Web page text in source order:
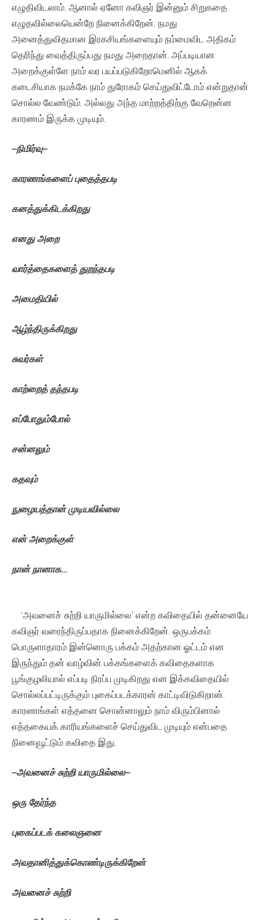
எழுதிவிடலாம். ஆனால் ஏனோ கவிஞர் இன்னும் சிறுகதை
எழுதவில்லையென்றே நினைக்கிறேன். நமது
அனைத்துவிதமான இரகசியங்களையும் நம்மைவிட அதிகம்
தெரிந்து வைத்திருப்பது நமது அறைதான். அப்படியான
அறைக்குள்ளே நாம் வர பயப்படுகிறோமெனில் ஆகக்
கடைசியாக நமக்கே நாம் துரோகம் செய்துவிட்டோம் என்றுதான்
சொல்ல வேண்டும். அல்லது அந்த மாற்றத்திற்கு வேறென்ன
காரணம் இருக்க முடியும்.
–நிமிர்வு–
காரணங்களைப் புதைத்தபடி
கனத்துக்கிடக்கிறது
எனது அறை
வார்த்தைகளைத் துறந்தபடி
அமைதியில்
ஆழ்ந்திருக்கிறது
சுவர்கள்
காற்றைத் தந்தபடி
எப்போதும்போல்
சன்னலும்
கதவும்
நுழையத்தான் முடியவில்லை
என் அறைக்குள்
நான் நானாக…
‘அவனைச் சுற்றி யாருமில்லை’ என்ற கவிதையில் தன்னையே
கவிஞர் வரைந்திருப்பதாக நினைக்கிறேன். ஒருபக்கம்
பொருளாதாரம் இன்னொரு பக்கம் அதற்கான ஓட்டம் என
இருந்தும் தன் வாழ்வின் பக்கங்களைக் கவிதைகளாக
பூங்குழலியால் எப்படி நிரப்ப முடிகிறது என இக்கவிதையில்
சொல்லப்பட்டிருக்கும் புகைப்படக்காரன் காட்டிவிடுகிறான்.
காரணங்கள் எத்தனை சொன்னாலும் நாம் விரும்பினால்
எத்தகையக் காரியங்களைச் செய்துவிட முடியும் என்பதை
நினைவூட்டும் கவிதை இது.
–அவனைச் சுற்றி யாருமில்லை–
ஒரு தேர்ந்த
புகைப்படக் கலைஞனை
அவதானித்துக்கொண்டிருக்கிறேன்
அவனைச் சுற்றி